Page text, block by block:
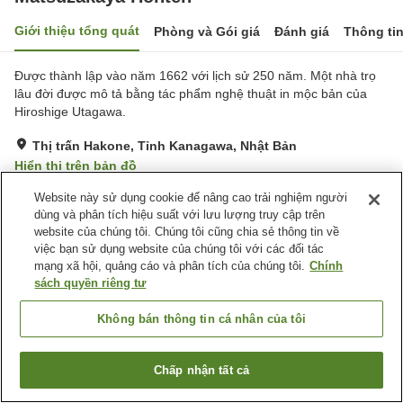
Giới thiệu tổng quát Phòng và Gói giá Đánh giá Thông
Được thành lập vào năm 1662 với lịch sử 250 năm. Một nhà trọ
lâu đời được mô tả bằng tác phẩm nghệ thuật in mộc bản của
Hiroshige Utagawa.
Thị trấn Hakone, Tỉnh Kanagawa, Nhật Bản
Hiển thị trên bản đồ
Xuất sắc Đánh giá:8lượt
Tiện nghi chỗ nghỉ
Wi-Fi
Lounge
Hoàn toàn không hút thuốc
Trang chủ Nhật Bản Tỉnh Kanagawa
Thị trấn Hakone
Matsuzakaya Honten
Tìm phòng trống
Website này sử dụng cookie để nâng cao trải nghiệm người
dùng và phân tích hiệu suất với lưu lượng truy cập trên
website của chúng tôi. Chúng tôi cũng chia sẻ thông tin về
việc bạn sử dụng website của chúng tôi với các đối tác
mạng xã hội, quảng cáo và phân tích của chúng tôi. Chính
sách quyền riêng tư
Không bán thông tin cá nhân của tôi
Chấp nhận tất cả